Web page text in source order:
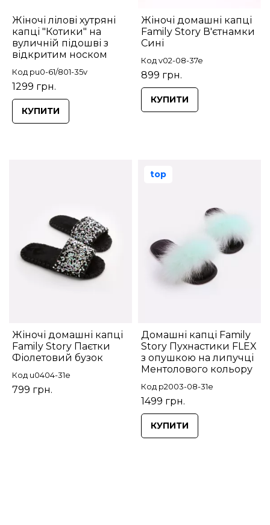
Жіночі лілові хутряні
капці "Котики" на
вуличній підошві з
відкритим носком
Код pu0-61/801-35v
1299 грн.
КУПИТИ
Жіночі домашні капці
Family Story В'єтнамки
Сині
Код v02-08-37e
899 грн.
КУПИТИ
Жіночі домашні капці
Family Story Паєтки
Фіолетовий бузок
Код u0404-31е
799 грн.
Домашні капці Family
Story Пухнастики FLEX
з опушкою на липучці
Ментолового кольору
Код p2003-08-31e
1499 грн.
top
КУПИТИ